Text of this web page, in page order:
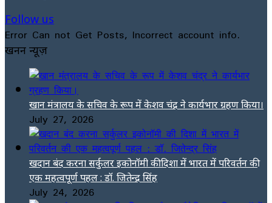
Follow us
Error Can not Get Posts, Incorrect account info.
खनन न्यूज़
खान मंत्रालय के सचिव के रूप में केशव चंद्र ने कार्यभार ग्रहण किया।
July 27, 2026
खदान बंद करना सर्कुलर इकोनॉमी की दिशा में भारत में परिवर्तन की
एक महत्वपूर्ण पहल : डॉ. जितेन्द्र सिंह
July 24, 2026